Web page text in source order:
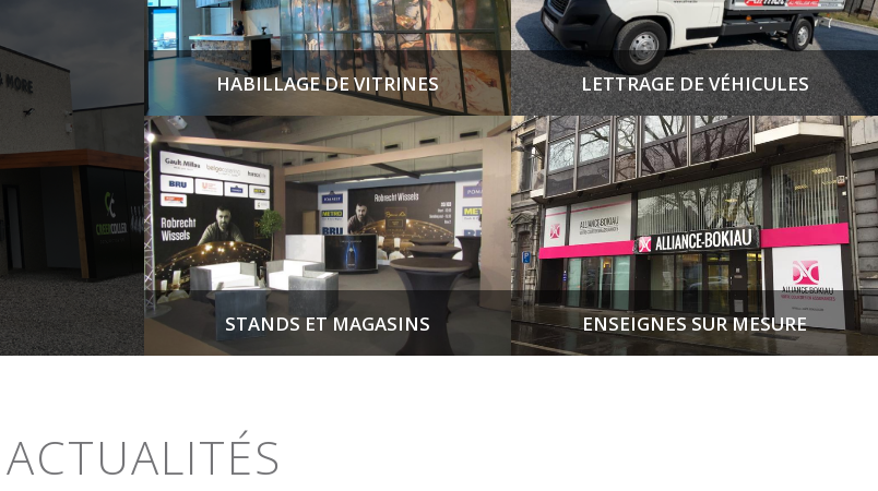
HABILLAGE DE VITRINES LETTRAGE DE VÉHICULES
STANDS ET MAGASINS ENSEIGNES SUR MESURE
ACTUALITÉS